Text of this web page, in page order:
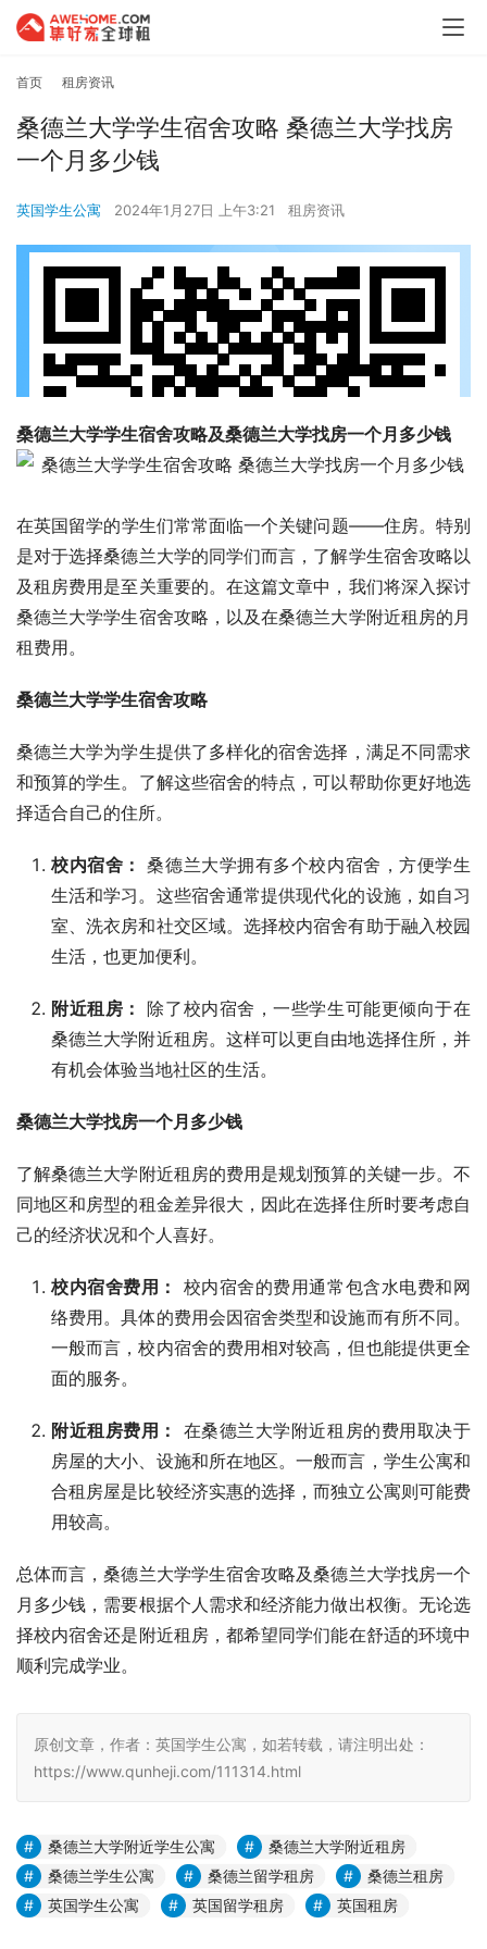
首页 租房资讯
桑德兰大学学生宿舍攻略 桑德兰大学找房
一个月多少钱
英国学生公寓 2024年1月27日 上午3:21 租房资讯
桑德兰大学学生宿舍攻略及桑德兰大学找房一个月多少钱
在英国留学的学生们常常面临一个关键问题——住房。特别
是对于选择桑德兰大学的同学们而言，了解学生宿舍攻略以
及租房费用是至关重要的。在这篇文章中，我们将深入探讨
桑德兰大学学生宿舍攻略，以及在桑德兰大学附近租房的月
租费用。
桑德兰大学学生宿舍攻略
桑德兰大学为学生提供了多样化的宿舍选择，满足不同需求
和预算的学生。了解这些宿舍的特点，可以帮助你更好地选
择适合自己的住所。
校内宿舍： 桑德兰大学拥有多个校内宿舍，方便学生
生活和学习。这些宿舍通常提供现代化的设施，如自习
室、洗衣房和社交区域。选择校内宿舍有助于融入校园
生活，也更加便利。
附近租房： 除了校内宿舍，一些学生可能更倾向于在
桑德兰大学附近租房。这样可以更自由地选择住所，并
有机会体验当地社区的生活。
桑德兰大学找房一个月多少钱
了解桑德兰大学附近租房的费用是规划预算的关键一步。不
同地区和房型的租金差异很大，因此在选择住所时要考虑自
己的经济状况和个人喜好。
校内宿舍费用：
校内宿舍的费用通常包含水电费和网
络费用。具体的费用会因宿舍类型和设施而有所不同。
一般而言，校内宿舍的费用相对较高，但也能提供更全
面的服务。
附近租房费用：
在桑德兰大学附近租房的费用取决于
房屋的大小、设施和所在地区。一般而言，学生公寓和
合租房屋是比较经济实惠的选择，而独立公寓则可能费
用较高。
总体而言，桑德兰大学学生宿舍攻略及桑德兰大学找房一个
月多少钱，需要根据个人需求和经济能力做出权衡。无论选
择校内宿舍还是附近租房，都希望同学们能在舒适的环境中
顺利完成学业。
原创文章，作者：英国学生公寓，如若转载，请注明出处：
https://www.qunheji.com/111314.html
桑德兰大学附近学生公寓
桑德兰大学附近租房
桑德兰学生公寓
桑德兰留学租房
桑德兰租房
英国学生公寓
英国留学租房 英国租房